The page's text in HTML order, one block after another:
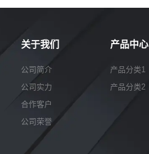
关于我们
公司简介
公司实力
合作客户
公司荣誉
产品中心
产品分类1
产品分类2